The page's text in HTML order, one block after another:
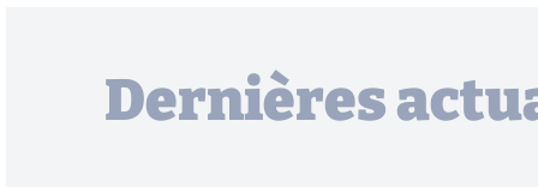
Dernières